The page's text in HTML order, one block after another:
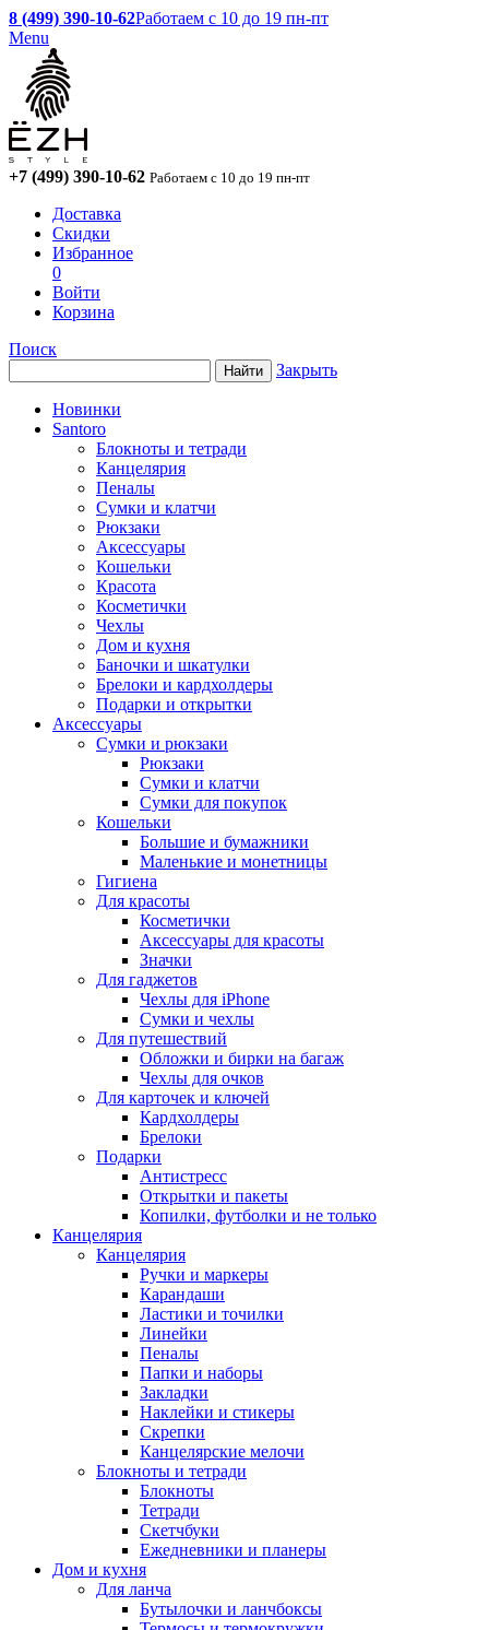
8 (499) 390-10-62Работаем с 10 до 19 пн-пт
Menu
+7 (499) 390-10-62 Работаем с 10 до 19 пн-пт
Доставка
Скидки
Избранное
0
Войти
Корзина
Поиск
Закрыть
Новинки
Santoro
Блокноты и тетради
Канцелярия
Пеналы
Сумки и клатчи
Рюкзаки
Аксессуары
Кошельки
Красота
Косметички
Чехлы
Дом и кухня
Баночки и шкатулки
Брелоки и кардхолдеры
Подарки и открытки
Аксессуары
Сумки и рюкзаки
Рюкзаки
Сумки и клатчи
Сумки для покупок
Кошельки
Большие и бумажники
Маленькие и монетницы
Гигиена
Для красоты
Косметички
Аксессуары для красоты
Значки
Для гаджетов
Чехлы для iPhone
Сумки и чехлы
Для путешествий
Обложки и бирки на багаж
Чехлы для очков
Для карточек и ключей
Кардхолдеры
Брелоки
Подарки
Антистресс
Открытки и пакеты
Копилки, футболки и не только
Канцелярия
Канцелярия
Ручки и маркеры
Карандаши
Ластики и точилки
Линейки
Пеналы
Папки и наборы
Закладки
Наклейки и стикеры
Скрепки
Канцелярские мелочи
Блокноты и тетради
Блокноты
Тетради
Скетчбуки
Ежедневники и планеры
Дом и кухня
Для ланча
Бутылочки и ланчбоксы